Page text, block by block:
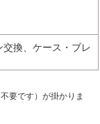
換、ケース・ブレ
要です）が掛かりま